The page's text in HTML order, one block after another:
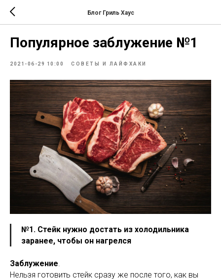
Блог Гриль Хаус
Популярное заблужение №1
2021-06-29 10:00 СОВЕТЫ И ЛАЙФХАКИ
№1. Стейк нужно достать из холодильника
заранее, чтобы он нагрелся
Заблужение.
Нельзя готовить стейк сразу же после того, как вы